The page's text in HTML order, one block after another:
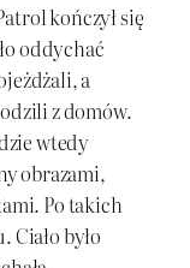
kończył się
oddychać
a
z domów.
wtedy
obrazami,
Po takich
Ciało było